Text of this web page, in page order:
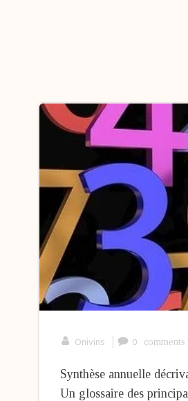
Onivins 0 comments
Synthèse annuelle
Un glossaire des